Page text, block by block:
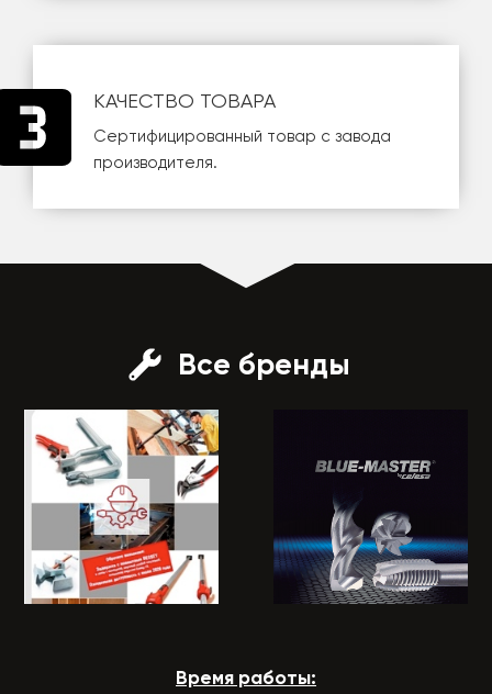
КАЧЕСТВО ТОВАРА
Сертифицированный товар с завода
производителя.
Все бренды
Время работы: